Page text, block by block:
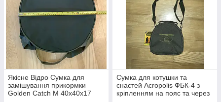
Якісне Відро Сумка для
замішування прикормки
Golden Catch M 40х40х17
Сумка для котушки та
снастей Acropolis ФБК-4 з
кріпленням на пояс та через